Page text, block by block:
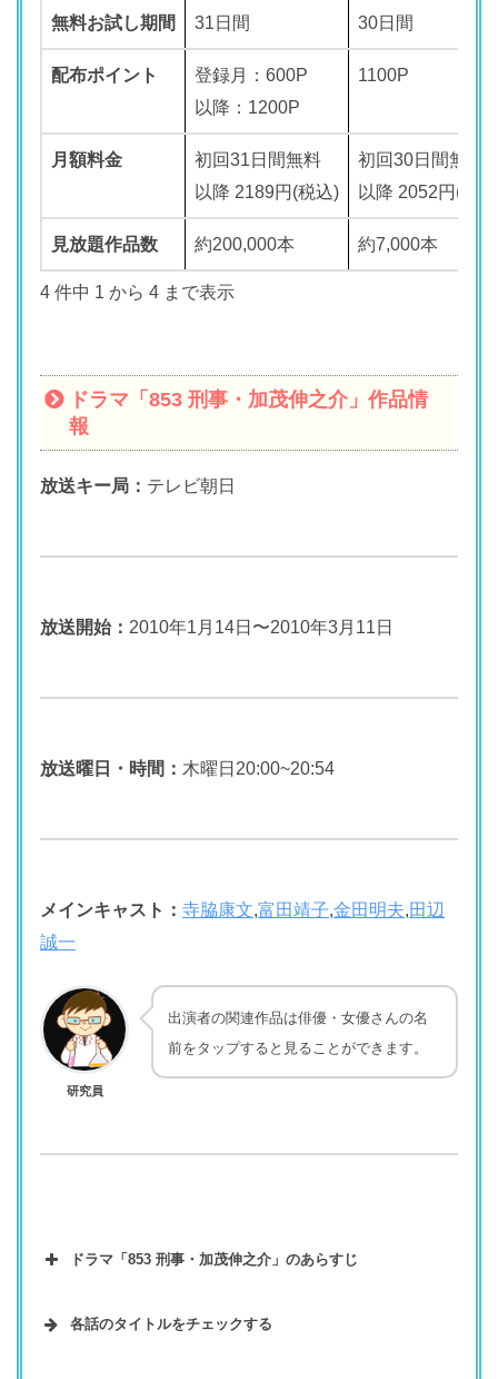
無料お試し期間 31日間 30日間
配布ポイント
登録月：600P
以降：1200P
1100P
月額料金
初回31日間無料
以降 2189円(税込)
初回30日間無料
以降 2052円(税
見放題作品数 約200,000本 約7,000本
4 件中 1 から 4 まで表示
ドラマ「853 刑事・加茂伸之介」作品情
報
放送キー局： テレビ朝日
放送開始： 2010年1月14日〜2010年3月11日
放送曜日・時間： 木曜日20:00~20:54
メインキャスト： 寺脇康文,富田靖子,金田明夫,田辺
誠一
研究員
出演者の関連作品は俳優・女優さんの名
前をタップすると見ることができます。
ドラマ「853 刑事・加茂伸之介」のあらすじ
各話のタイトルをチェックする